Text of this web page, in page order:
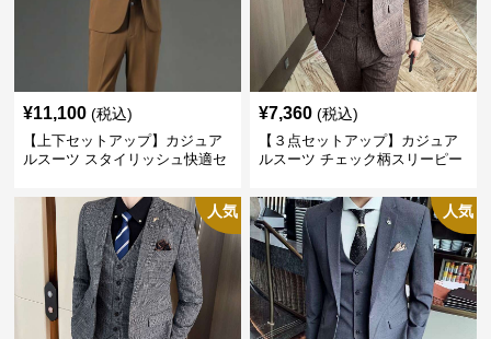
¥11,100 (税込)
【上下セットアップ】カジュア
ルスーツ スタイリッシュ快適セ
¥7,360 (税込)
【３点セットアップ】カジュア
ルスーツ チェック柄スリーピー
人気 人気